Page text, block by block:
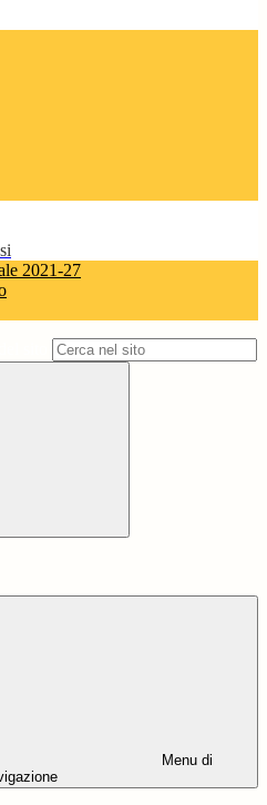
2021-27
Menu di